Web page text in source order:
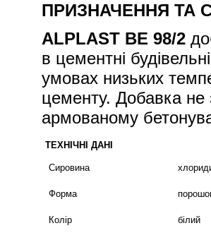
ПРИЗНАЧЕННЯ ТА
ALPLAST BE 98/2
в цементні
умовах низьких
цементу. Добавка не
армованому
ТЕХНІЧНІ ДАНІ
Сировина
Форма
Колір білий